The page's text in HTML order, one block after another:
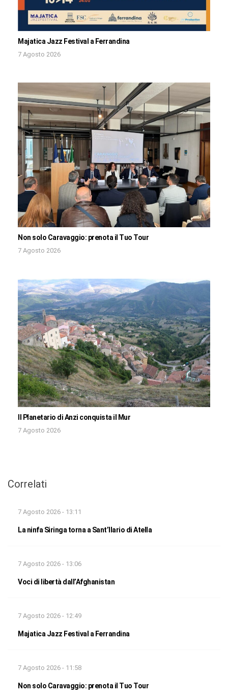
Majatica Jazz Festival a Ferrandina
7 Agosto 2026
Non solo Caravaggio: prenota il Tuo Tour
7 Agosto 2026
Il Planetario di Anzi conquista il Mur
7 Agosto 2026
Correlati
7 Agosto 2026 - 13:11
La ninfa Siringa torna a Sant’Ilario di Atella
7 Agosto 2026 - 13:06
Voci di libertà dall’Afghanistan
7 Agosto 2026 - 12:49
Majatica Jazz Festival a Ferrandina
7 Agosto 2026 - 11:58
Non solo Caravaggio: prenota il Tuo Tour